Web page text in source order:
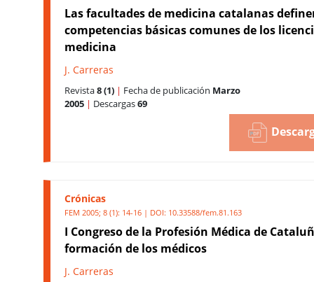
Las facultades de medicina catalanas
competencias básicas comunes de los
medicina
J. Carreras
Revista8 (1) | Fecha de publicación Marzo
2005 | Descargas69
Crónicas
FEM 2005; 8 (1): 14-16 | DOI: 10.33588/fem.81.163
I Congreso de la Profesión Médica de
formación de los médicos
J. Carreras